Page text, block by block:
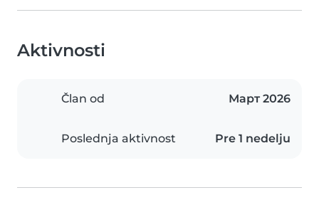
Aktivnosti
Član od Март 2026
Poslednja aktivnost Pre 1 nedelju